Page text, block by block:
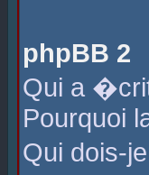
phpBB 2
Qui a
Pourquoi
Qui dois-